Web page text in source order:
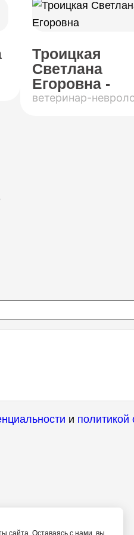
Троицкая
Светлана
Егоровна -
ветеринар-
и политикой
сайта. Оставаясь с нами, вы